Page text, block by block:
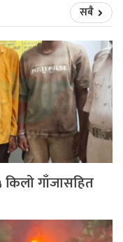
सबै
गाँजासहित